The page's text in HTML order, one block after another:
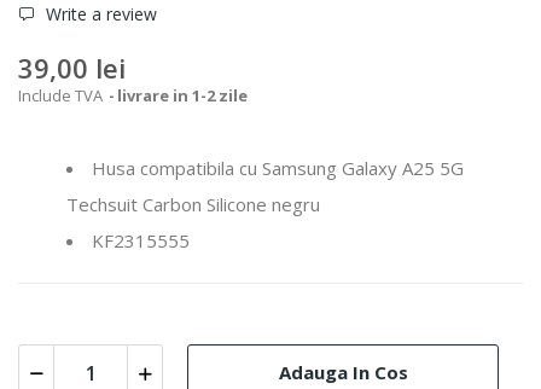
Write a review
39,00 lei
Include TVA livrare in 1-2 zile
Husa compatibila cu Samsung Galaxy A25 5G
Techsuit Carbon Silicone negru
KF2315555
Adauga In Cos